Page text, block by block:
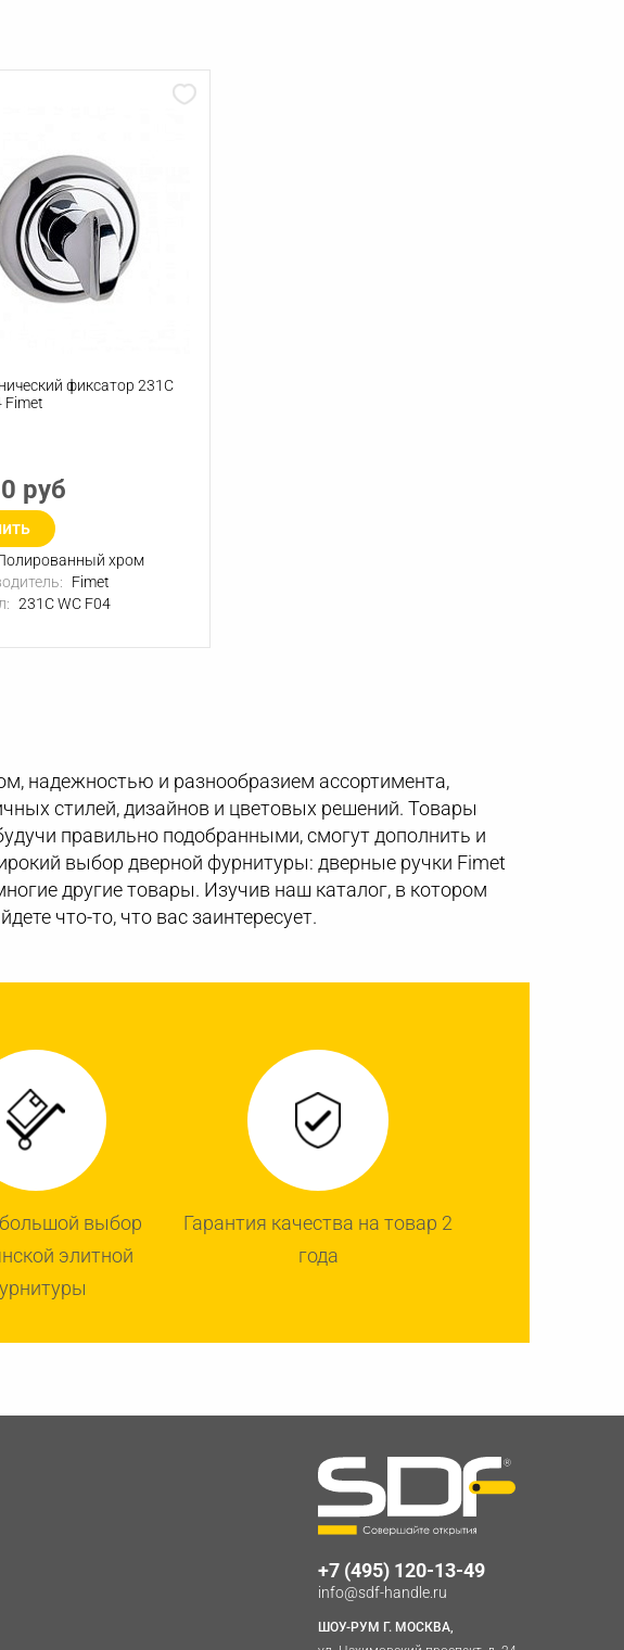
фиксатор 231C
Fimet
руб
хром
Fimet
231C WC F04
надежностью и разнообразием ассортимента,
стилей, дизайнов и цветовых решений. Товары
правильно подобранными, смогут дополнить и
выбор дверной фурнитуры: дверные ручки Fimet
другие товары. Изучив наш каталог, в котором
что-то, что вас заинтересует.
выбор
элитной
Гарантия качества на товар 2
года
+7 (495) 120-13-49
info@sdf-handle.ru
ШОУ-РУМ Г. МОСКВА,